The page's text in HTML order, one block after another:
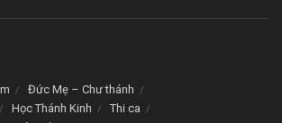
Đức Mẹ – Chư thánh
Học Thánh Kinh
Thi ca